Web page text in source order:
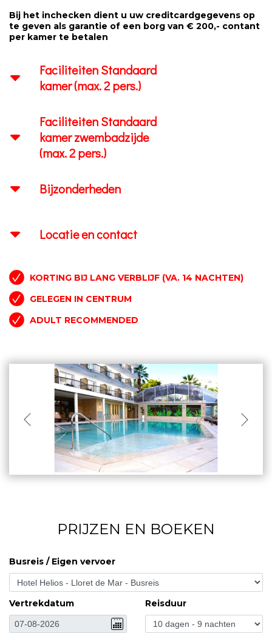
Bij het inchecken dient u uw creditcardgegevens op
te geven als garantie of een borg van € 200,- contant
per kamer te betalen
Faciliteiten Standaard
kamer (max. 2 pers.)
Faciliteiten Standaard
kamer zwembadzijde
(max. 2 pers.)
Bijzonderheden
Locatie en contact
KORTING BIJ LANG VERBLIJF (VA. 14 NACHTEN)
GELEGEN IN CENTRUM
ADULT RECOMMENDED
PRIJZEN EN BOEKEN
Busreis / Eigen vervoer
Vertrekdatum Reisduur